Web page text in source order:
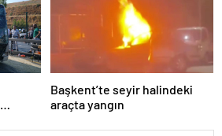
Başkent’te seyir halindeki
araçta yangın